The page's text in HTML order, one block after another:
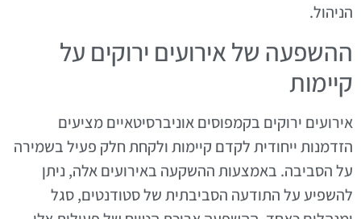
הניהול.
ההשפעה של אירועים ירוקים על
קיימות
אירועים ירוקים בקמפוסים אוניברסיטאיים מציעים
הזדמנות ייחודית לקדם קיימות ולקחת חלק פעיל בשמירה
על הסביבה. באמצעות ההשקעה באירועים אלה, ניתן
להשפיע על התודעה הסביבתית של סטודנטים, סגל